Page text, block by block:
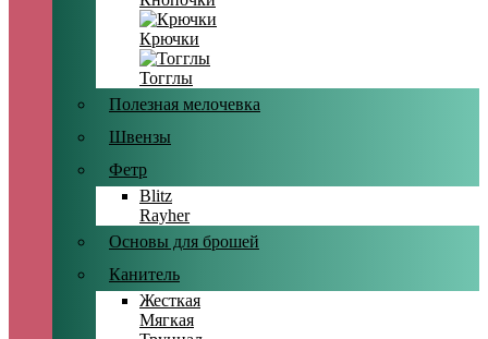
Крючки
Тогглы
Полезная мелочевка
Швензы
Фетр
Blitz
Rayher
Основы для брошей
Канитель
Жесткая
Мягкая